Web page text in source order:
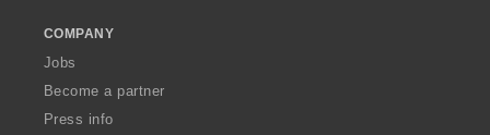
COMPANY
Jobs
Become a partner
Press info